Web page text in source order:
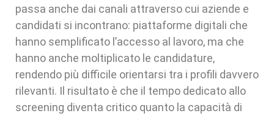
passa anche dai canali attraverso cui aziende e
candidati si incontrano: piattaforme digitali che
hanno semplificato l’accesso al lavoro, ma che
hanno anche moltiplicato le candidature,
rendendo più difficile orientarsi tra i profili davvero
rilevanti. Il risultato è che il tempo dedicato allo
screening diventa critico quanto la capacità di